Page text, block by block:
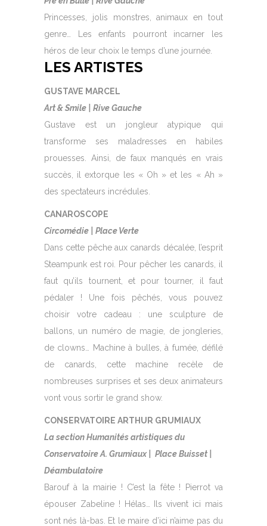
Princesses, jolis monstres, animaux en tout
genre… Les enfants pourront incarner les
héros de leur choix le temps d’une journée.
LES ARTISTES
GUSTAVE MARCEL
Art & Smile | Rive Gauche
Gustave est un jongleur atypique qui
transforme ses maladresses en habiles
prouesses. Ainsi, de faux manqués en vrais
succès, il extorque les « Oh » et les « Ah »
des spectateurs incrédules.
CANAROSCOPE
Circomédie | Place Verte
Dans cette pêche aux canards décalée, l’esprit
Steampunk est roi. Pour pêcher les canards, il
faut qu’ils tournent, et pour tourner, il faut
pédaler ! Une fois pêchés, vous pouvez
choisir votre cadeau : une sculpture de
ballons, un numéro de magie, de jongleries,
de clowns… Machine à bulles, à fumée, défilé
de canards, cette machine recèle de
nombreuses surprises et ses deux animateurs
vont vous sortir le grand show.
CONSERVATOIRE ARTHUR GRUMIAUX
La section Humanités artistiques du
Conservatoire A. Grumiaux| Place Buisset |
Déambulatoire
Barouf à la mairie ! C’est la fête ! Pierrot va
épouser Zabeline ! Hélas… Ils vivent ici mais
sont nés là-bas. Et le maire d’ici n’aime pas du